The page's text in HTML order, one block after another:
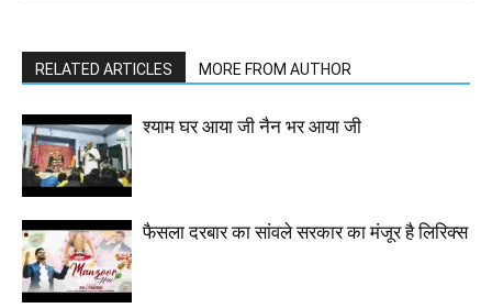
RELATED ARTICLES MORE FROM AUTHOR
श्याम घर आया जी नैन भर आया जी
फैसला दरबार का सांवले सरकार का मंजूर है लिरिक्स